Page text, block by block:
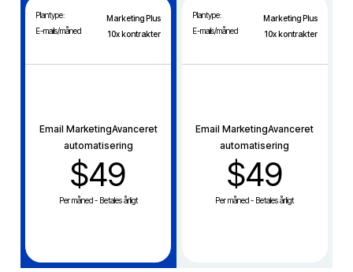
Plantype:
Marketing Plus
E-mails/måned
10x kontrakter
Email MarketingAvanceret
automatisering
$49
Per måned - Betales årligt
Plantype:
Marketing Plus
E-mails/måned
10x kontrakter
Email MarketingAvanceret
automatisering
$49
Per måned - Betales årligt